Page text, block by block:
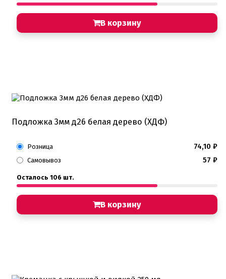
В корзину
Подложка 3мм д26 белая дерево (ХДФ)
Розница 74,10 ₽
Самовывоз 57 ₽
Осталось 106 шт.
В корзину